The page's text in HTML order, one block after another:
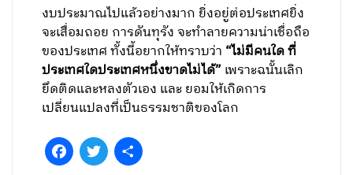
งบประมาณไปแล้วอย่างมาก ยิ่งอยู่ต่อประเทศยิ่ง
จะเสื่อมถอย การดันทุรัง จะทำลายความน่าเชื่อถือ
ของประเทศ ทั้งนี้อยากให้ทราบว่า “ไม่มีคนใด ที่
ประเทศใดประเทศหนึ่งขาดไม่ได้” เพราะฉนั้นเลิก
ยึดติดและหลงตัวเอง และ ยอมให้เกิดการ
เปลี่ยนแปลงที่เป็นธรรมชาติของโลก
FacebookTwitter